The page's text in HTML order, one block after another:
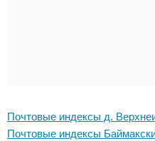
Почтовые индексы д.
Почтовые индексы